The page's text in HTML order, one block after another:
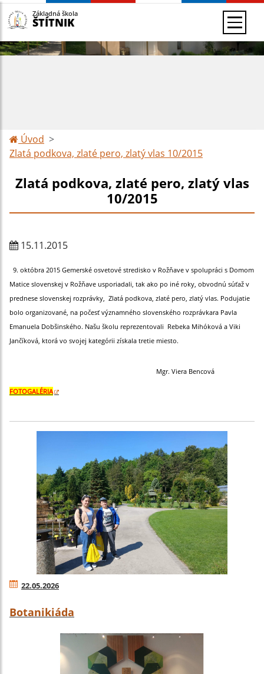
Základná škola
ŠTÍTNIK
Úvod
Zlatá podkova, zlaté pero, zlatý vlas 10/2015
Zlatá podkova, zlaté pero, zlatý vlas
10/2015
15.11.2015
9. októbra 2015 Gemerské osvetové stredisko v Rožňave v spolupráci s Domom
Matice slovenskej v Rožňave usporiadali, tak ako po iné roky, obvodnú súťaž v
prednese slovenskej rozprávky, Zlatá podkova, zlaté pero, zlatý vlas. Podujatie
bolo organizované, na počesť významného slovenského rozprávkara Pavla
Emanuela Dobšinského. Našu školu reprezentovali Rebeka Mihóková a Viki
Jančíková, ktorá vo svojej kategórii získala tretie miesto.
Mgr. Viera Bencová
FOTOGALÉRIA
22.05.2026
Botanikiáda